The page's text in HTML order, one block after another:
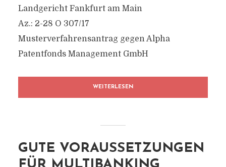
Landgericht Fankfurt am Main
Az.: 2-28 O 307/17
Musterverfahrensantrag gegen Alpha
Patentfonds Management GmbH
WEITERLESEN
GUTE VORAUSSETZUNGEN